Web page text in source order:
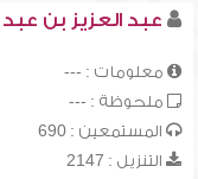
عبد العزيز بن عبد
معلومات : ---
ملحوظة : ---
المستمعين : 690
التنزيل : 2147